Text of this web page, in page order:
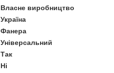
Власне виробництво
Україна
Фанера
Універсальний
Так
Ні